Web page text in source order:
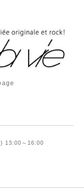
13:00～16:00